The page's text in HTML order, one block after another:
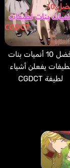
أفضل 10 أنميات بنات
يفعلن أشياء
لطيفة CGDCT